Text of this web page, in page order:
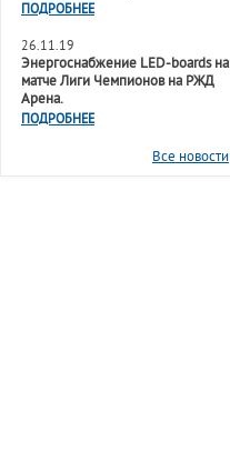
ПОДРОБНЕЕ
26.11.19
Энергоснабжение LED-boards на
матче Лиги Чемпионов на РЖД
Арена.
ПОДРОБНЕЕ
Все новости